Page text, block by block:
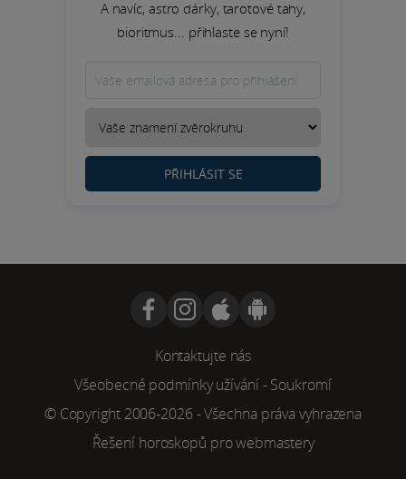
A navíc, astro dárky, tarotové tahy,
bioritmus... přihlaste se nyní!
PŘIHLÁSIT SE
Kontaktujte nás
Všeobecné podmínky užívání-Soukromí
© Copyright 2006-2026 - Všechna práva vyhrazena
Řešení horoskopů pro webmastery